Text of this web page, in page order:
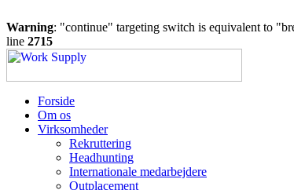
Warning: "continue" targeting switch is equivalent to
line 2715
Forside
Om os
Virksomheder
Rekruttering
Headhunting
Internationale medarbejdere
Outplacement